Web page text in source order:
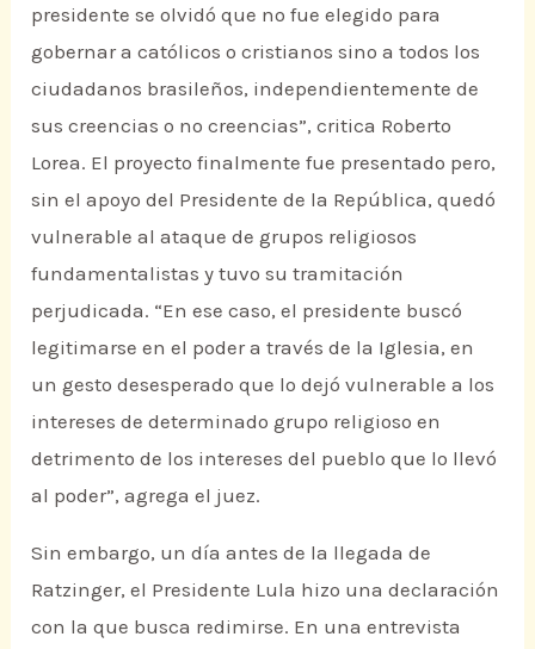
presidente se olvidó que no fue elegido para
gobernar a católicos o cristianos sino a todos los
ciudadanos brasileños, independientemente de
sus creencias o no creencias”, critica Roberto
Lorea. El proyecto finalmente fue presentado pero,
sin el apoyo del Presidente de la República, quedó
vulnerable al ataque de grupos religiosos
fundamentalistas y tuvo su tramitación
perjudicada. “En ese caso, el presidente buscó
legitimarse en el poder a través de la Iglesia, en
un gesto desesperado que lo dejó vulnerable a los
intereses de determinado grupo religioso en
detrimento de los intereses del pueblo que lo llevó
al poder”, agrega el juez.
Sin embargo, un día antes de la llegada de
Ratzinger, el Presidente Lula hizo una declaración
con la que busca redimirse. En una entrevista